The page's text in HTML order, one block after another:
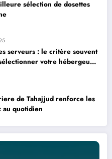
sélection de dosettes
serveurs : le critère souvent
votre hébergeur
de Tahajjud renforce les
au quotidien